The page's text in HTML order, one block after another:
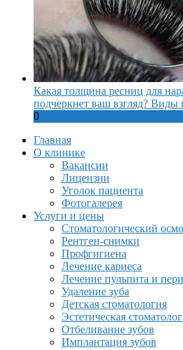
Какая толщина ресниц для
подчеркнет ваш взгляд? Виды
0
Главная
О клинике
Вакансии
Лицензии
Уголок пациента
Фотогалерея
Услуги и цены
Стоматологический
Рентген-снимки
Профгигиена
Лечение кариеса
Лечение пульпита и
Удаление зуба
Детская стоматология
Эстетическая
Отбеливание зубов
Имплантация зубов